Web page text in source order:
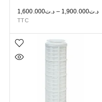
د.ت1,600.000 – د.ت1,900.000
TTC